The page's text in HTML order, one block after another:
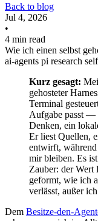
Back to blog
Jul 4, 2026
•
4 min read
Wie ich einen selbst
ai-agents pi research
Kurz gesagt:
gehosteter
Terminal
Aufgabe passt —
Denken, ein
Er liest Quellen,
entwirft,
mir bleiben. Es
Zauber: der Wert
geformt, wie ich
verlässt, außer
Dem Besitze-den-